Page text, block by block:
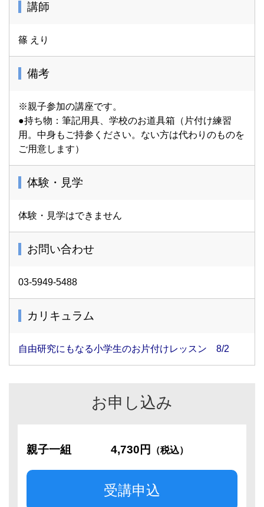
講師
篠 えり
備考
※親子参加の講座です。
●持ち物：筆記用具、学校のお道具箱（片付け練習
用。中身もご持参ください。ない方は代わりのものを
ご用意します）
体験・見学
体験・見学はできません
お問い合わせ
03-5949-5488
カリキュラム
自由研究にもなる小学生のお片付けレッスン 8/2
お申し込み
親子一組 4,730円 （税込）
受講申込